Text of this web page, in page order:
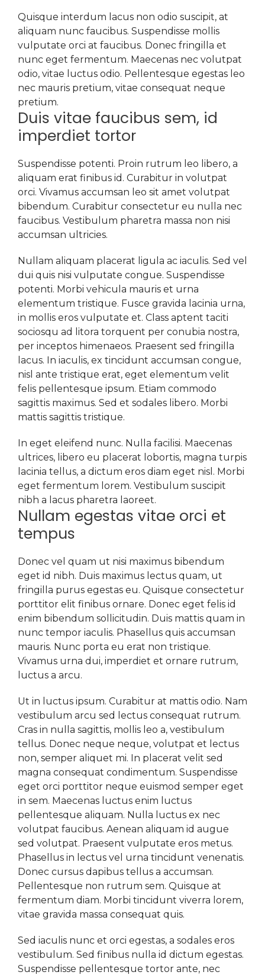
Quisque interdum lacus non odio suscipit, at
aliquam nunc faucibus. Suspendisse mollis
vulputate orci at faucibus. Donec fringilla et
nunc eget fermentum. Maecenas nec volutpat
odio, vitae luctus odio. Pellentesque egestas leo
nec mauris pretium, vitae consequat neque
pretium.
Duis vitae faucibus sem, id
imperdiet tortor
Suspendisse potenti. Proin rutrum leo libero, a
aliquam erat finibus id. Curabitur in volutpat
orci. Vivamus accumsan leo sit amet volutpat
bibendum. Curabitur consectetur eu nulla nec
faucibus. Vestibulum pharetra massa non nisi
accumsan ultricies.
Nullam aliquam placerat ligula ac iaculis. Sed vel
dui quis nisi vulputate congue. Suspendisse
potenti. Morbi vehicula mauris et urna
elementum tristique. Fusce gravida lacinia urna,
in mollis eros vulputate et. Class aptent taciti
sociosqu ad litora torquent per conubia nostra,
per inceptos himenaeos. Praesent sed fringilla
lacus. In iaculis, ex tincidunt accumsan congue,
nisl ante tristique erat, eget elementum velit
felis pellentesque ipsum. Etiam commodo
sagittis maximus. Sed et sodales libero. Morbi
mattis sagittis tristique.
In eget eleifend nunc. Nulla facilisi. Maecenas
ultrices, libero eu placerat lobortis, magna turpis
lacinia tellus, a dictum eros diam eget nisl. Morbi
eget fermentum lorem. Vestibulum suscipit
nibh a lacus pharetra laoreet.
Nullam egestas vitae orci et
tempus
Donec vel quam ut nisi maximus bibendum
eget id nibh. Duis maximus lectus quam, ut
fringilla purus egestas eu. Quisque consectetur
porttitor elit finibus ornare. Donec eget felis id
enim bibendum sollicitudin. Duis mattis quam in
nunc tempor iaculis. Phasellus quis accumsan
mauris. Nunc porta eu erat non tristique.
Vivamus urna dui, imperdiet et ornare rutrum,
luctus a arcu.
Ut in luctus ipsum. Curabitur at mattis odio. Nam
vestibulum arcu sed lectus consequat rutrum.
Cras in nulla sagittis, mollis leo a, vestibulum
tellus. Donec neque neque, volutpat et lectus
non, semper aliquet mi. In placerat velit sed
magna consequat condimentum. Suspendisse
eget orci porttitor neque euismod semper eget
in sem. Maecenas luctus enim luctus
pellentesque aliquam. Nulla luctus ex nec
volutpat faucibus. Aenean aliquam id augue
sed volutpat. Praesent vulputate eros metus.
Phasellus in lectus vel urna tincidunt venenatis.
Donec cursus dapibus tellus a accumsan.
Pellentesque non rutrum sem. Quisque at
fermentum diam. Morbi tincidunt viverra lorem,
vitae gravida massa consequat quis.
Sed iaculis nunc et orci egestas, a sodales eros
vestibulum. Sed finibus nulla id dictum egestas.
Suspendisse pellentesque tortor ante, nec